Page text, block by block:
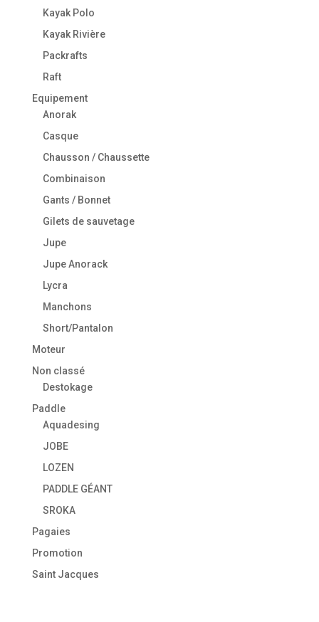
Kayak Polo
Kayak Rivière
Packrafts
Raft
Equipement
Anorak
Casque
Chausson / Chaussette
Combinaison
Gants / Bonnet
Gilets de sauvetage
Jupe
Jupe Anorack
Lycra
Manchons
Short/Pantalon
Moteur
Non classé
Destokage
Paddle
Aquadesing
JOBE
LOZEN
PADDLE GÉANT
SROKA
Pagaies
Promotion
Saint Jacques